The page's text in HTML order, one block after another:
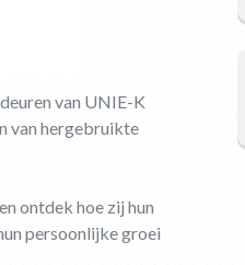
van UNIE-K
van hergebruikte
ontdek hoe zij hun
persoonlijke groei